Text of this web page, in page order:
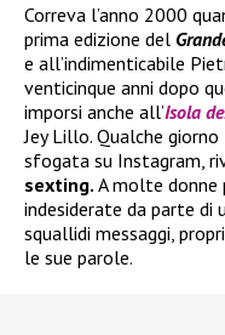
Correva l’anno 2000
prima edizione del
e all’indimenticabile
venticinque anni dopo
imporsi anche all’Isola
Jey Lillo. Qualche
sfogata su Instagram,
sexting. A molte
indesiderate da parte di
squallidi messaggi,
le sue parole.